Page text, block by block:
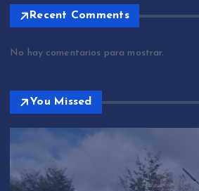
Recent Comments
No hay comentarios para mostrar.
You Missed